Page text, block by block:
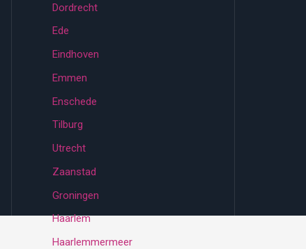
Dordrecht
Ede
Eindhoven
Emmen
Enschede
Tilburg
Utrecht
Zaanstad
Groningen
Haarlem
Haarlemmermeer